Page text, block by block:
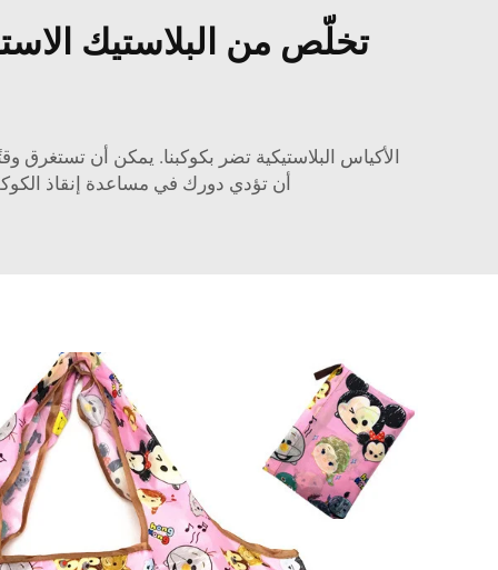
تخلّص من البلاستيك
أن تؤدي دورك في مساعدة إنقاذ